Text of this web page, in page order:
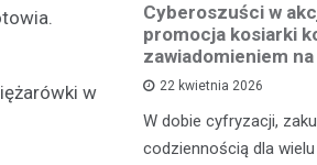
w
ukarał
Cyberoszuści w
promocja kosiarki
zawiadomieniem
22 kwietnia 2026
W dobie cyfryzacji,
codziennością dla